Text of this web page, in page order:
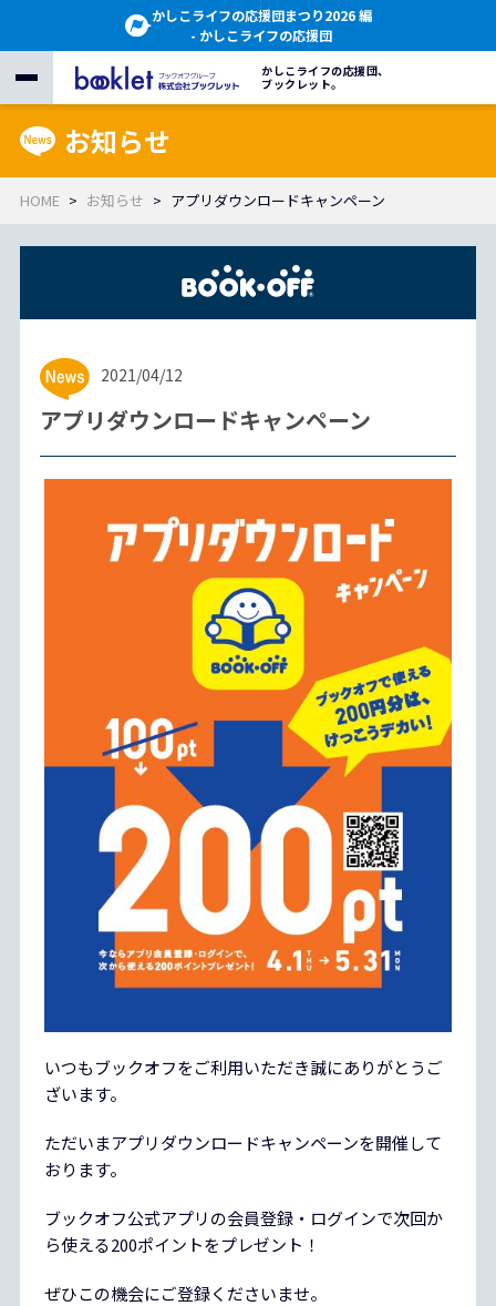
かしこライフの応援団まつり2026 編
- かしこライフの応援団
かしこライフの応援団、
ブックレット。
お知らせ
HOME お知らせ アプリダウンロードキャンペーン
2021/04/12
アプリダウンロードキャンペーン
いつもブックオフをご利用いただき誠にありがとうご
ざいます。
ただいまアプリダウンロードキャンペーンを開催して
おります。
ブックオフ公式アプリの会員登録・ログインで次回か
ら使える200ポイントをプレゼント！
ぜひこの機会にご登録くださいませ。